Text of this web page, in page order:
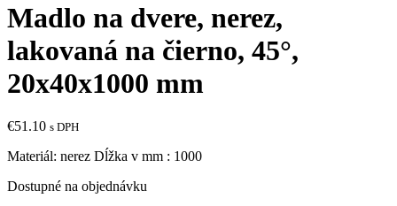
Madlo na dvere, nerez,
lakovaná na čierno, 45°,
20x40x1000 mm
€51.10 s DPH
Materiál: nerez Dĺžka v mm : 1000
Dostupné na objednávku